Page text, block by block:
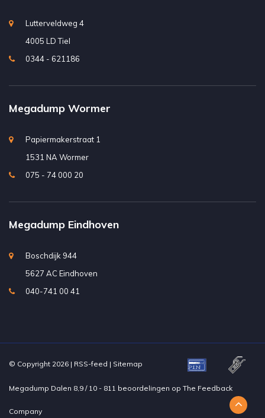
Lutterveldweg 4
4005 LD Tiel
0344 - 621186
Megadump Wormer
Papiermakerstraat 1
1531 NA Wormer
075 - 74 000 20
Megadump Eindhoven
Boschdijk 944
5627 AC Eindhoven
040-741 00 41
© Copyright 2026 | RSS-feed | Sitemap
Megadump Dalen 8,9 / 10 - 811 beoordelingen op The Feedback
Company